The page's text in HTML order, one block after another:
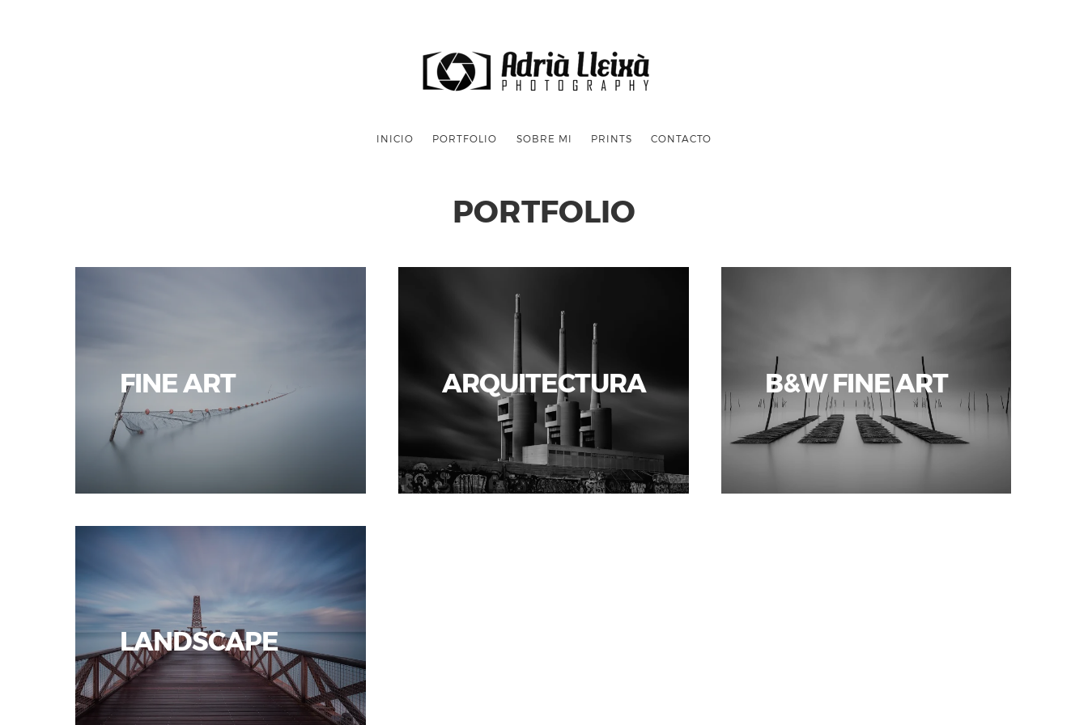
INICIO PORTFOLIO SOBRE MI PRINTS CONTACTO
PORTFOLIO
FINE ART ARQUITECTURA B&W FINE ART
LANDSCAPE